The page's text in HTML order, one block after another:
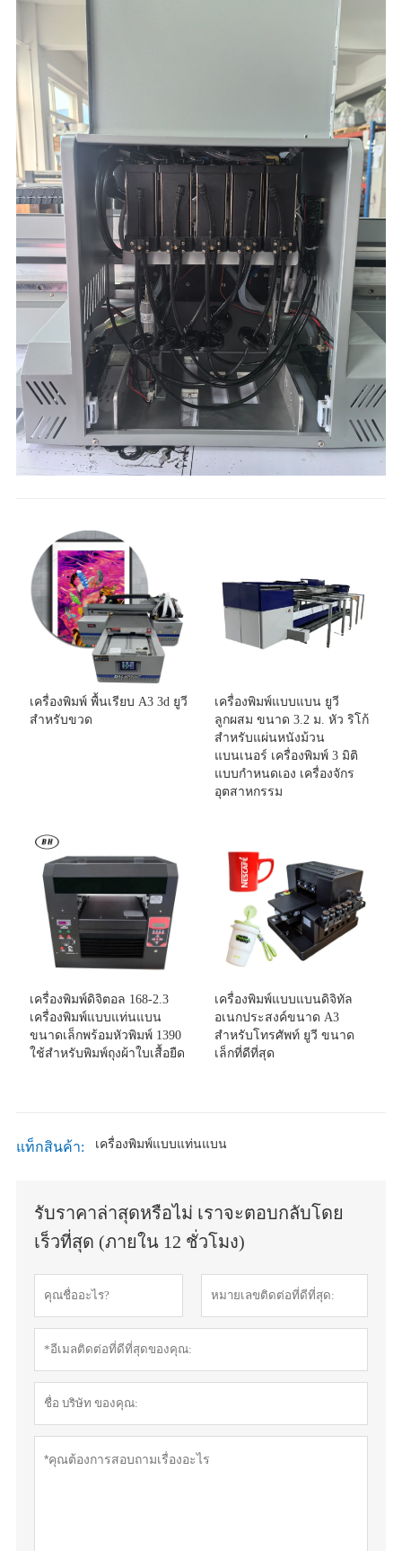
เครื่องพิมพ์ พื้นเรียบ A3 3d ยูวี
สำหรับขวด
เครื่องพิมพ์แบบแบน ยูวี
ลูกผสม ขนาด 3.2 ม. หัว ริโก้
สำหรับแผ่นหนังม้วน
แบนเนอร์ เครื่องพิมพ์ 3 มิติ
แบบกำหนดเอง เครื่องจักร
อุตสาหกรรม
เครื่องพิมพ์ดิจิตอล 168-2.3
เครื่องพิมพ์แบบแท่นแบน
ขนาดเล็กพร้อมหัวพิมพ์ 1390
ใช้สำหรับพิมพ์ถุงผ้าใบเสื้อยืด
เครื่องพิมพ์แบบแบนดิจิทัล
อเนกประสงค์ขนาด A3
สำหรับโทรศัพท์ ยูวี ขนาด
เล็กที่ดีที่สุด
แท็กสินค้า: เครื่องพิมพ์แบบแท่นแบน
รับราคาล่าสุดหรือไม่ เราจะตอบกลับโดย
เร็วที่สุด (ภายใน 12 ชั่วโมง)